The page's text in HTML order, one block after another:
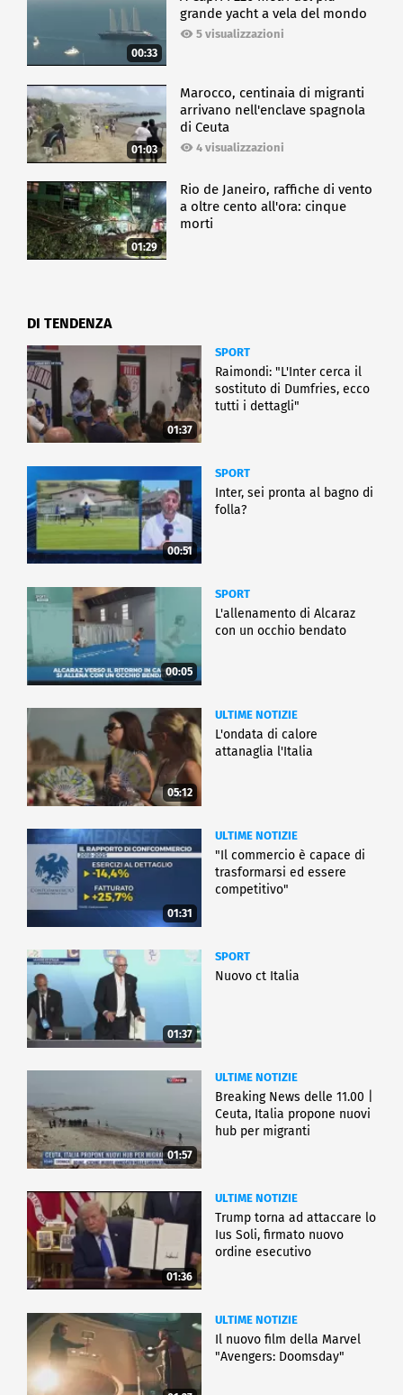
00:33
grande yacht a vela del mondo
5 visualizzazioni
01:03
Marocco, centinaia di migranti
arrivano nell'enclave spagnola
di Ceuta
4 visualizzazioni
01:29
Rio de Janeiro, raffiche di vento
a oltre cento all'ora: cinque
morti
DI TENDENZA
01:37
SPORT
Raimondi: "L'Inter cerca il
sostituto di Dumfries, ecco
tutti i dettagli"
00:51
SPORT
Inter, sei pronta al bagno di
folla?
00:05
SPORT
L'allenamento di Alcaraz
con un occhio bendato
05:12
ULTIME NOTIZIE
L'ondata di calore
attanaglia l'Italia
01:31
ULTIME NOTIZIE
"Il commercio è capace di
trasformarsi ed essere
competitivo"
01:37
SPORT
Nuovo ct Italia
01:57
ULTIME NOTIZIE
Breaking News delle 11.00 |
Ceuta, Italia propone nuovi
hub per migranti
01:36
ULTIME NOTIZIE
Trump torna ad attaccare lo
Ius Soli, firmato nuovo
ordine esecutivo
ULTIME NOTIZIE
Il nuovo film della Marvel
"Avengers: Doomsday"